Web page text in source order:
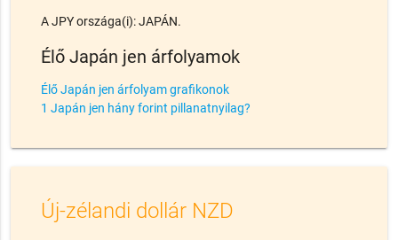
A JPY országa(i): JAPÁN.
Élő Japán jen árfolyamok
Élő Japán jen árfolyam grafikonok
1 Japán jen hány forint pillanatnyilag?
Új-zélandi dollár NZD